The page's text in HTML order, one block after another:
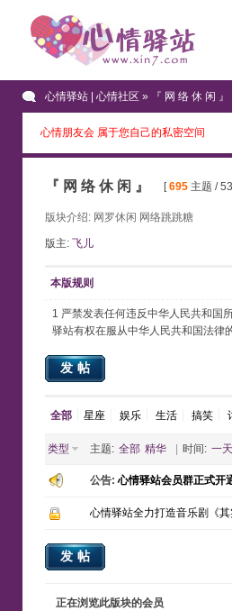
心情驿站 | 心情社区 » 『 网 络 休 闲 』
心情朋友会 属于您自己的私密空间
『 网 络 休 闲 』 [695主题 /
版块介绍: 网罗休闲 网络跳跳糖
版主: 飞儿
本版规则
1 严禁发表任何违反中华人民共和国
驿站有权在服从中华人民共和国法律
发帖
全部 星座 娱乐 生活 搞笑
类型 主题: 全部 精华 时间: 一天
公告:心情驿站会员群正式开
心情驿站全力打造音乐剧《
发帖
正在浏览此版块的会员